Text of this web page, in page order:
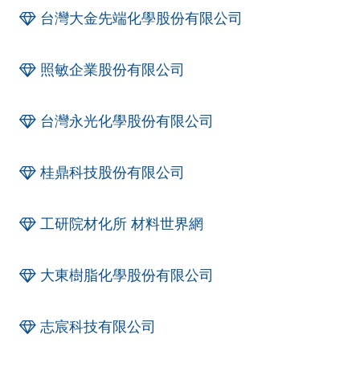
台灣大金先端化學股份有限公司
照敏企業股份有限公司
台灣永光化學股份有限公司
桂鼎科技股份有限公司
工研院材化所 材料世界網
大東樹脂化學股份有限公司
志宸科技有限公司